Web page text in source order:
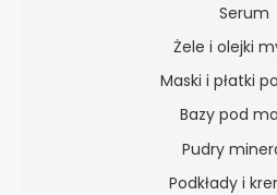
Serum
Żele i olejki
Maski i płatki
Bazy pod
Pudry
Podkłady i